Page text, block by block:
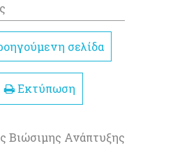
σελίδα
Εκτύπωση
Βιώσιμης Ανάπτυξης